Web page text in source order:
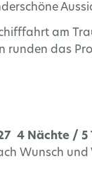
am
runden das
4 Nächte / 5
Wunsch